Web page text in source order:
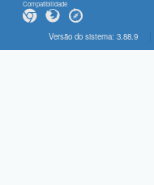
Compatibilidade
Versão do sistema: 3.88.9